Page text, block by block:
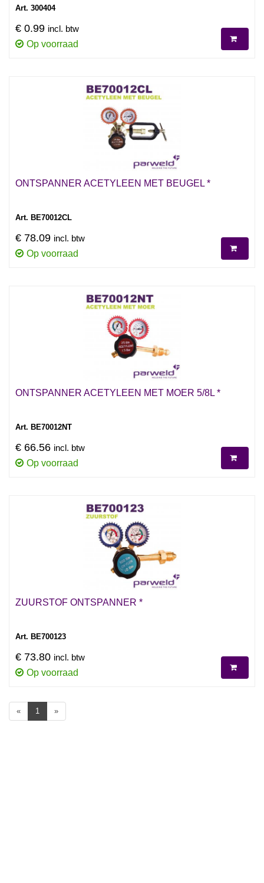
Art. 300404
€ 0.99 incl. btw
Op voorraad
ONTSPANNER ACETYLEEN MET BEUGEL *
Art. BE70012CL
€ 78.09 incl. btw
Op voorraad
ONTSPANNER ACETYLEEN MET MOER 5/8L *
Art. BE70012NT
€ 66.56 incl. btw
Op voorraad
ZUURSTOF ONTSPANNER *
Art. BE700123
€ 73.80 incl. btw
Op voorraad
« 1 »